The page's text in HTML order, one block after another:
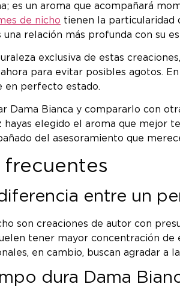
es un aroma que acompañará
de nicho tienen la particularidad
una relación más profunda con su
exclusiva de estas
para evitar posibles agotos.
en perfecto estado.
Dama Bianca y compararlo con
hayas elegido el aroma que mejor
del asesoramiento que
frecuentes
entre un
son creaciones de autor con
tener mayor concentración
en cambio, buscan agradar a
dura Dama